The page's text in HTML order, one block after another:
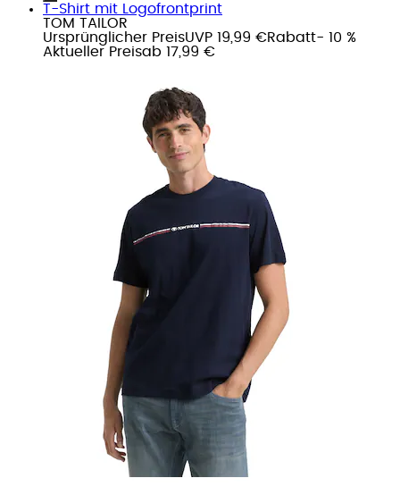
T-Shirt mit Logofrontprint
TOM TAILOR
Ursprünglicher PreisUVP 19,99 €Rabatt- 10 %
Aktueller Preisab 17,99 €